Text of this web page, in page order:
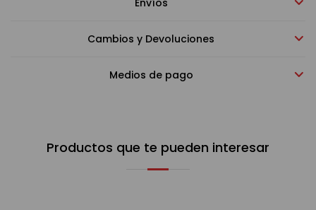
Envíos
Cambios y Devoluciones
Medios de pago
Productos que te pueden interesar
Accesorios y regalos